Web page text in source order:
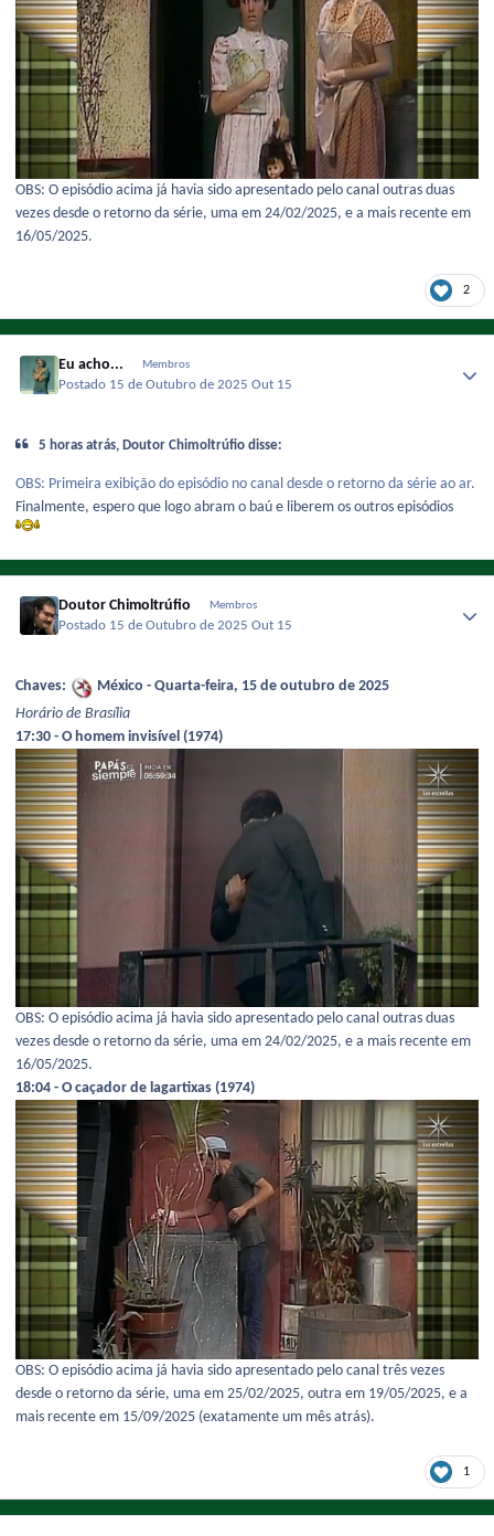
OBS: O episódio acima já havia sido apresentado pelo canal outras duas
vezes desde o retorno da série, uma em 24/02/2025, e a mais recente em
16/05/2025.
2
Eu acho... Membros
Postado 15 de Outubro de 2025Out 15
5 horas atrás, Doutor Chimoltrúfio disse:
OBS: Primeira exibição do episódio no canal desde o retorno da série ao ar.
Finalmente, espero que logo abram o baú e liberem os outros episódios
Doutor Chimoltrúfio Membros
Postado 15 de Outubro de 2025Out 15
Chaves:
México - Quarta-feira, 15 de outubro de 2025
Horário de Brasília
17:30 - O homem invisível (1974)
OBS: O episódio acima já havia sido apresentado pelo canal outras duas
vezes desde o retorno da série, uma em 24/02/2025, e a mais recente em
16/05/2025.
18:04 - O caçador de lagartixas (1974)
OBS: O episódio acima já havia sido apresentado pelo canal três vezes
desde o retorno da série, uma em 25/02/2025, outra em 19/05/2025, e a
mais recente em 15/09/2025 (exatamente um mês atrás).
1